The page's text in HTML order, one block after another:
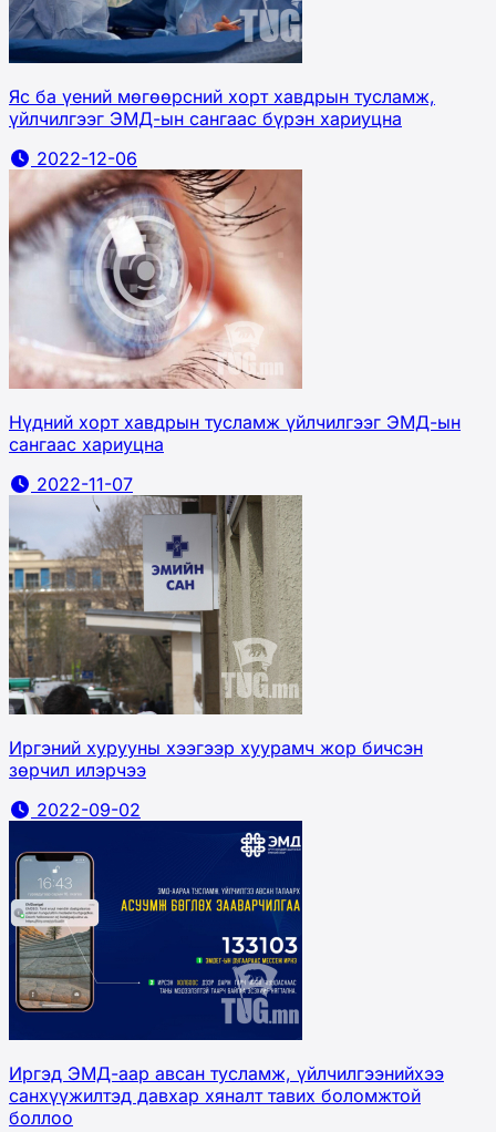
Яс ба үений мөгөөрсний хорт хавдрын тусламж,
үйлчилгээг ЭМД-ын сангаас бүрэн хариуцна
2022-12-06
Нүдний хорт хавдрын тусламж үйлчилгээг ЭМД-ын
сангаас хариуцна
2022-11-07
Иргэний хурууны хээгээр хуурамч жор бичсэн
зөрчил илэрчээ
2022-09-02
Иргэд ЭМД-аар авсан тусламж, үйлчилгээнийхээ
санхүүжилтэд давхар хяналт тавих боломжтой
боллоо